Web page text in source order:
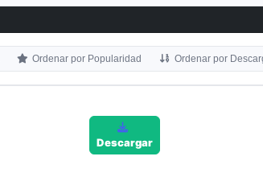
Ordenar por Popularidad Ordenar por
Descargar